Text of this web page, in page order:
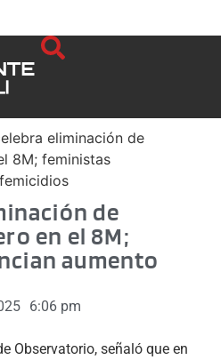
eliminación de
8M; feministas
de
en el 8M;
aumento
6:06 pm
Observatorio, señaló que en